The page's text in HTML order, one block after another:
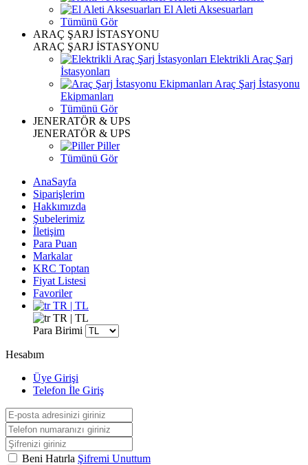
El Aleti Aksesuarları
Tümünü Gör
ARAÇ ŞARJ İSTASYONU
ARAÇ ŞARJ İSTASYONU
Elektrikli Araç Şarj
İstasyonları
Araç Şarj İstasyonu
Ekipmanları
Tümünü Gör
JENERATÖR & UPS
JENERATÖR & UPS
Piller
Tümünü Gör
AnaSayfa
Siparişlerim
Hakkımızda
Şubelerimiz
İletişim
Para Puan
Markalar
KRC Toptan
Fiyat Listesi
Favoriler
TR | TL
TR | TL
Para Birimi
Hesabım
Üye Girişi
Telefon İle Giriş
Beni Hatırla Şifremi Unuttum